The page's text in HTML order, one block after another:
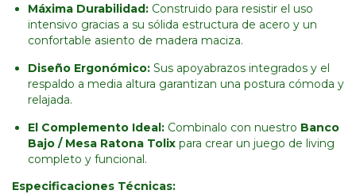
Máxima Durabilidad: Construido para resistir el uso
intensivo gracias a su sólida estructura de acero y un
confortable asiento de madera maciza.
Diseño Ergonómico: Sus apoyabrazos integrados y el
respaldo a media altura garantizan una postura cómoda y
relajada.
El Complemento Ideal: Combinalo con nuestro Banco
Bajo / Mesa Ratona Tolix para crear un juego de living
completo y funcional.
Especificaciones Técnicas: